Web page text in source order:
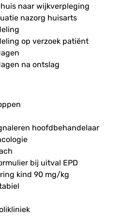
naar wijkverpleging
nazorg huisarts
op verzoek patiënt
na ontslag
hoofdbehandelaar
bij uitval EPD
kind 90 mg/kg